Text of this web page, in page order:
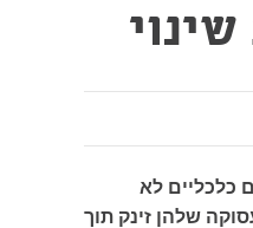
כלכליים לא
שלהן זינק תוך